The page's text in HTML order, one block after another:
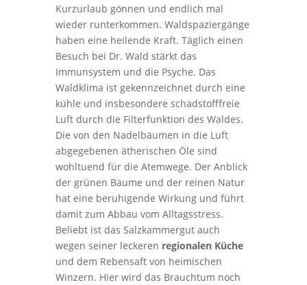
Kurzurlaub gönnen und endlich mal
wieder runterkommen. Waldspaziergänge
haben eine heilende Kraft. Täglich einen
Besuch bei Dr. Wald stärkt das
Immunsystem und die Psyche. Das
Waldklima ist gekennzeichnet durch eine
kühle und insbesondere schadstofffreie
Luft durch die Filterfunktion des Waldes.
Die von den Nadelbäumen in die Luft
abgegebenen ätherischen Öle sind
wohltuend für die Atemwege. Der Anblick
der grünen Bäume und der reinen Natur
hat eine beruhigende Wirkung und führt
damit zum Abbau vom Alltagsstress.
Beliebt ist das Salzkammergut auch
wegen seiner leckeren regionalen Küche
und dem Rebensaft von heimischen
Winzern. Hier wird das Brauchtum noch